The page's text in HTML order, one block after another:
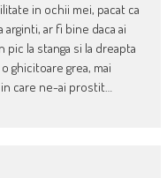
in ochii mei, pacat ca
arginti, ar fi bine daca ai
la stanga si la dreapta
ghicitoare grea, mai
care ne-ai prostit…